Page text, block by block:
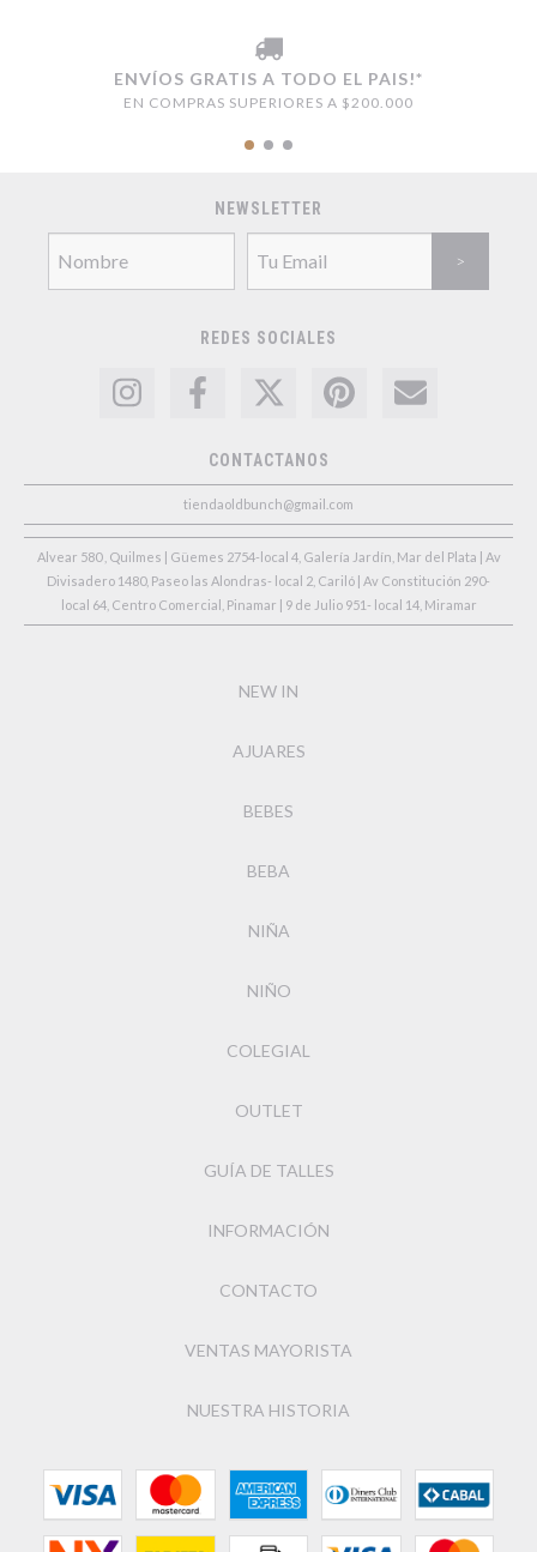
ENVÍOS GRATIS A TODO EL PAIS!*
EN COMPRAS SUPERIORES A $200.000
NEWSLETTER
REDES SOCIALES
CONTACTANOS
tiendaoldbunch@gmail.com
Alvear 580 , Quilmes | Güemes 2754-local 4, Galería Jardín, Mar del Plata | Av
Divisadero 1480, Paseo las Alondras- local 2, Cariló | Av Constitución 290-
local 64, Centro Comercial, Pinamar | 9 de Julio 951- local 14, Miramar
NEW IN
AJUARES
BEBES
BEBA
NIÑA
NIÑO
COLEGIAL
OUTLET
GUÍA DE TALLES
INFORMACIÓN
CONTACTO
VENTAS MAYORISTA
NUESTRA HISTORIA